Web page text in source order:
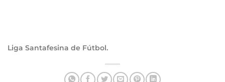
Liga Santafesina de Fútbol.